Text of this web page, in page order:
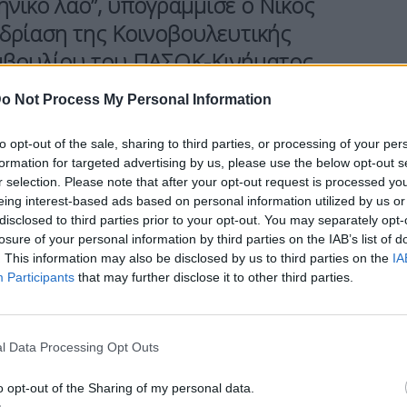
Not Process My Personal Information
opt-out of the sale, sharing to third parties, or processing of your
for targeted advertising by us, please use the below opt-out
selection. Please note that after your opt-out request is processed
interest-based ads based on personal information utilized by us
to third parties prior to your opt-out. You may separately
of your personal information by third parties on the IAB’s list of
This information may also be disclosed by us to third parties on the
Participants that may further disclose it to other third parties.
Data Processing Opt Outs
opt-out of the Sharing of my personal data.
της Κοινοβουλευτικής
του ΠΑΣΟΚ-Κινήματος
είναι η πρόταση του κόμματος για
συμπλήρωσε πως το σχέδιο και η
να γίνει με περισσότερη δικαιοσύνη και
Δημοκρατία.
του Συνταγματικού Δικαίου, Δημήτρη
σημείωσε ότι η αναθεώρηση του
της ίδιας της Δημοκρατίας” και “κορυφαία
καθώς “καλούμαστε, ως Πολιτεία, να